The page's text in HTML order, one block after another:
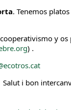
. Tenemos
y
) .
Salut i bon